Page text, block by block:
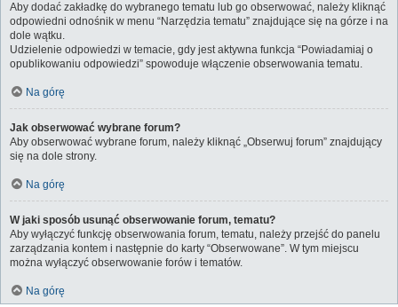
Aby dodać zakładkę do wybranego tematu lub go obserwować, należy kliknąć
odpowiedni odnośnik w menu “Narzędzia tematu” znajdujące się na górze i na
dole wątku.
Udzielenie odpowiedzi w temacie, gdy jest aktywna funkcja “Powiadamiaj o
opublikowaniu odpowiedzi” spowoduje włączenie obserwowania tematu.
Na górę
Jak obserwować wybrane forum?
Aby obserwować wybrane forum, należy kliknąć „Obserwuj forum” znajdujący
się na dole strony.
Na górę
W jaki sposób usunąć obserwowanie forum, tematu?
Aby wyłączyć funkcję obserwowania forum, tematu, należy przejść do panelu
zarządzania kontem i następnie do karty “Obserwowane”. W tym miejscu
można wyłączyć obserwowanie forów i tematów.
Na górę